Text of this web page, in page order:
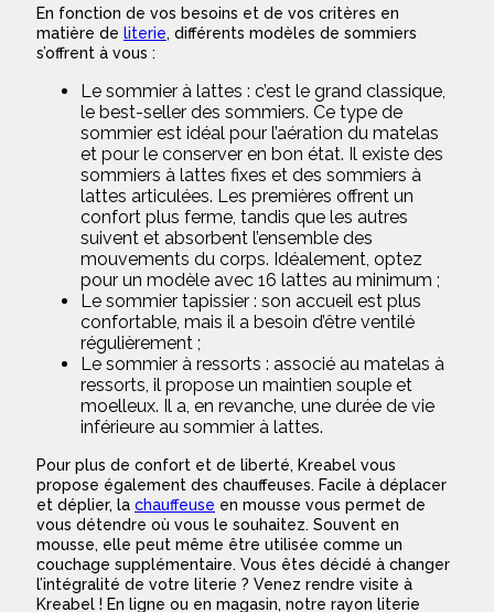
En fonction de vos besoins et de vos critères en
matière de literie, différents modèles de sommiers
s’offrent à vous :
Le sommier à lattes : c’est le grand classique,
le best-seller des sommiers. Ce type de
sommier est idéal pour l’aération du matelas
et pour le conserver en bon état. Il existe des
sommiers à lattes fixes et des sommiers à
lattes articulées. Les premières offrent un
confort plus ferme, tandis que les autres
suivent et absorbent l’ensemble des
mouvements du corps. Idéalement, optez
pour un modèle avec 16 lattes au minimum ;
Le sommier tapissier : son accueil est plus
confortable, mais il a besoin d’être ventilé
régulièrement ;
Le sommier à ressorts : associé au matelas à
ressorts, il propose un maintien souple et
moelleux. Il a, en revanche, une durée de vie
inférieure au sommier à lattes.
Pour plus de confort et de liberté, Kreabel vous
propose également des chauffeuses. Facile à déplacer
et déplier, la chauffeuse en mousse vous permet de
vous détendre où vous le souhaitez. Souvent en
mousse, elle peut même être utilisée comme un
couchage supplémentaire. Vous êtes décidé à changer
l’intégralité de votre literie ? Venez rendre visite à
Kreabel ! En ligne ou en magasin, notre rayon literie